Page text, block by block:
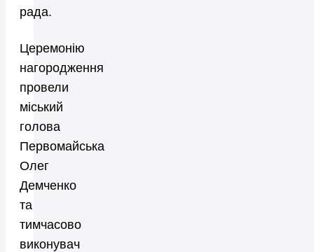
рада.
Церемонію
нагородження
провели
міський
голова
Первомайська
Олег
Демченко
та
тимчасово
виконувач